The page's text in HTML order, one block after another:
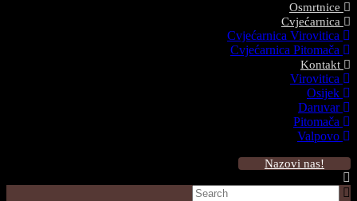
Osmrtnice
Cvjećarnica
Cvjećarnica Virovitica
Cvjećarnica Pitomača
Kontakt
Virovitica
Osijek
Daruvar
Pitomača
Valpovo
Nazovi nas!